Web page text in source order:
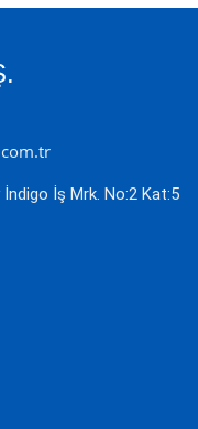
İndigo İş Mrk. No:2 Kat:5